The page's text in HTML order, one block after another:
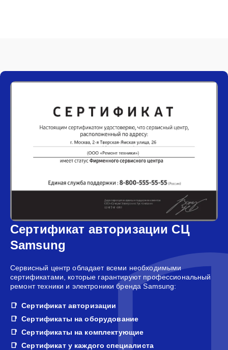
Сертификат авторизации СЦ
Samsung
Сервисный центр обладает всеми необходимыми
сертификатами, которые гарантируют профессиональный
ремонт техники и электроники бренда Samsung:
Сертификат авторизации
Сертификаты на оборудование
Сертификаты на комплектующие
Сертификат у каждого специалиста